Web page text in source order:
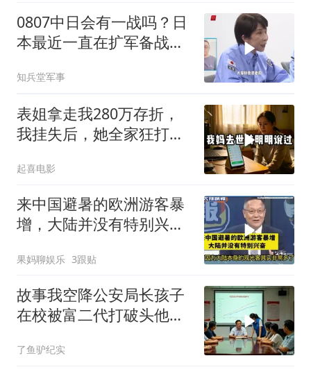
0807中日会有一战吗？日
本最近一直在扩军备战，
知兵堂军事
表姐拿走我280万存折，
我挂失后，她全家狂打
起喜电影
来中国避暑的欧洲游客暴
增，大陆并没有特别兴
果妈聊娱乐 3跟贴
故事我空降公安局长孩子
在校被富二代打破头他爹
了鱼驴纪实